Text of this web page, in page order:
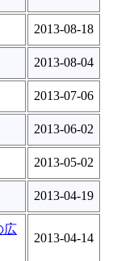
2013-08-18
2013-08-04
2013-07-06
2013-06-02
2013-05-02
2013-04-19
広
2013-04-14